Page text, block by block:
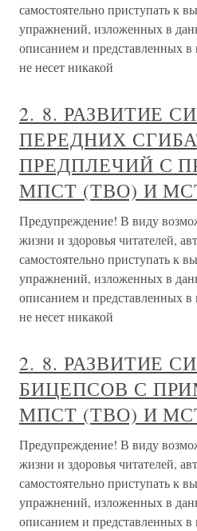
самостоятельно приступать к
упражнений, изложенных в
описанием и представленных
не несет никакой
2. 8. РАЗВИТИЕ
ПЕРЕДНИХ
ПРЕДПЛЕЧИЙ С
МПСТ (ТВО) И
Предупреждение! В виду
жизни и здоровья читателей,
самостоятельно приступать к
упражнений, изложенных в
описанием и представленных
не несет никакой
2. 8. РАЗВИТИЕ
БИЦЕПСОВ С
МПСТ (ТВО) И
Предупреждение! В виду
жизни и здоровья читателей,
самостоятельно приступать к
упражнений, изложенных в
описанием и представленных